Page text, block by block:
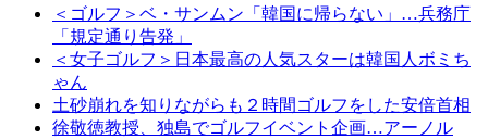
＜ゴルフ＞ベ・サンムン「韓国に帰らない」…兵務庁
「規定通り告発」
＜女子ゴルフ＞日本最高の人気スターは韓国人ボミち
ゃん
土砂崩れを知りながらも２時間ゴルフをした安倍首相
徐敬徳教授、独島でゴルフイベント企画…アーノル